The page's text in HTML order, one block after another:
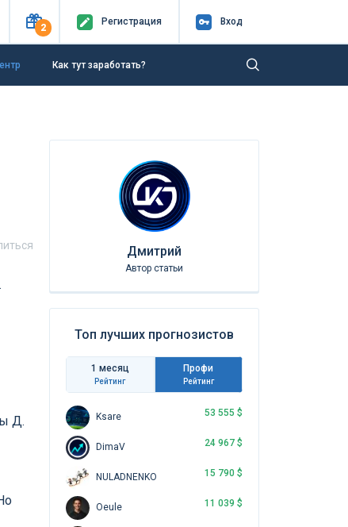
2
Регистрация Вход
Как тут заработать?
Д.
Дмитрий
Автор статьи
Топ лучших прогнозистов
1 месяц
Рейтинг
Профи
Рейтинг
Ksare 53 555 $
DimaV 24 967 $
NULADNENKO 15 790 $
Oeule 11 039 $